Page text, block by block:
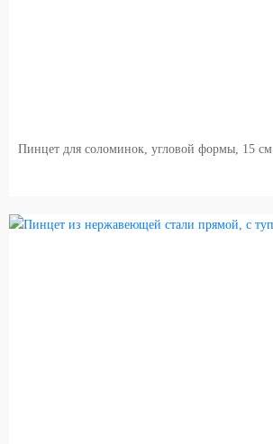
Пинцет для соломинок, угловой формы, 15 см